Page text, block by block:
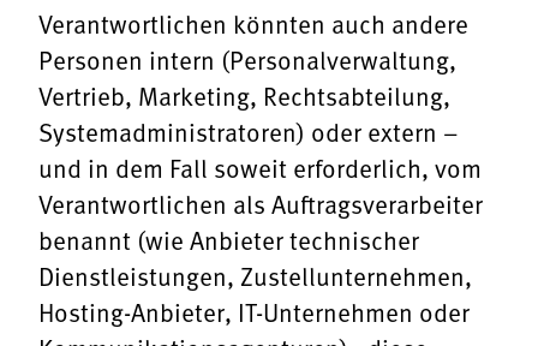
Verantwortlichen könnten auch andere
Personen intern (Personalverwaltung,
Vertrieb, Marketing, Rechtsabteilung,
Systemadministratoren) oder extern –
und in dem Fall soweit erforderlich, vom
Verantwortlichen als Auftragsverarbeiter
benannt (wie Anbieter technischer
Dienstleistungen, Zustellunternehmen,
Hosting-Anbieter, IT-Unternehmen oder